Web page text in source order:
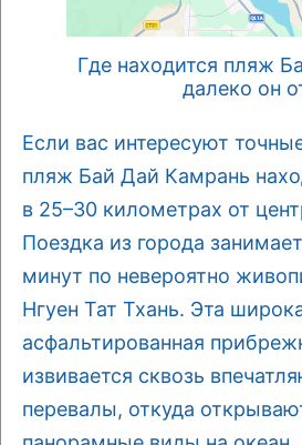
Где находится пляж
далеко он
Если вас интересуют
пляж Бай Дай Камрань
в 25–30 километрах от
Поездка из города
минут по невероятно
Нгуен Тат Тхань. Эта
асфальтированная
извивается сквозь
перевалы, откуда